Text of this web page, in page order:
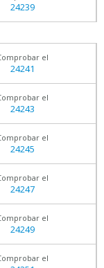
24239
el
24241
el
24243
el
24245
el
24247
el
24249
el